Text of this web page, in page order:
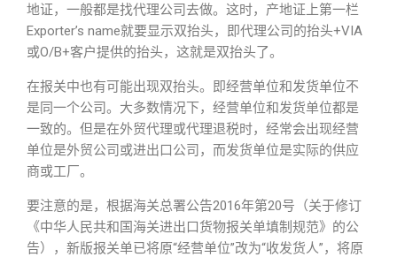
地证，一般都是找代理公司去做。这时，产地证上第一栏
Exporter’s name就要显示双抬头，即代理公司的抬头+VIA
或O/B+客户提供的抬头，这就是双抬头了。
在报关中也有可能出现双抬头。即经营单位和发货单位不
是同一个公司。大多数情况下，经营单位和发货单位都是
一致的。但是在外贸代理或代理退税时，经常会出现经营
单位是外贸公司或进出口公司，而发货单位是实际的供应
商或工厂。
要注意的是，根据海关总署公告2016年第20号（关于修订
《中华人民共和国海关进出口货物报关单填制规范》的公
告），新版报关单已将原“经营单位”改为“收发货人”，将原